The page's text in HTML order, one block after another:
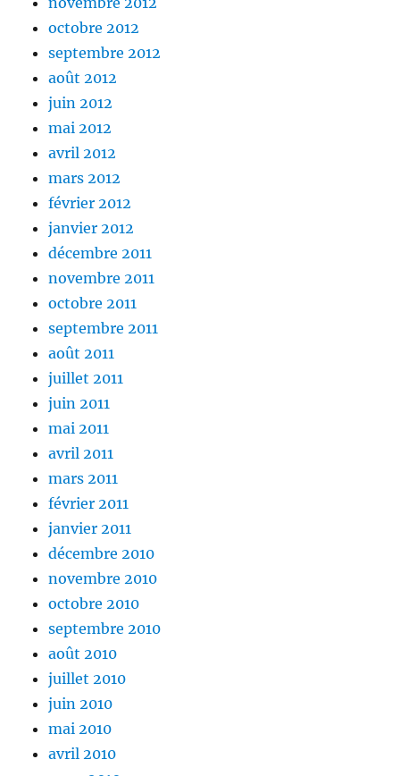
octobre 2012
septembre 2012
août 2012
juin 2012
mai 2012
avril 2012
mars 2012
février 2012
janvier 2012
décembre 2011
novembre 2011
octobre 2011
septembre 2011
août 2011
juillet 2011
juin 2011
mai 2011
avril 2011
mars 2011
février 2011
janvier 2011
décembre 2010
novembre 2010
octobre 2010
septembre 2010
août 2010
juillet 2010
juin 2010
mai 2010
avril 2010